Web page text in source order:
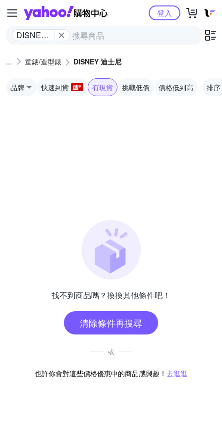
Yahoo購物中心
DISNEY
登入
童錶/造型錶 DISNEY 迪士尼
品牌 快速到貨 有現貨 挑戰低價 價格低到高 排序
找不到商品嗎？換換其他條件吧！
清除條件再搜尋
或
也許你會對這些價格優惠中的商品感興趣！ 去逛逛